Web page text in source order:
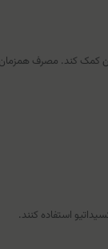
کند. مصرف همزمان
استفاده کنند.